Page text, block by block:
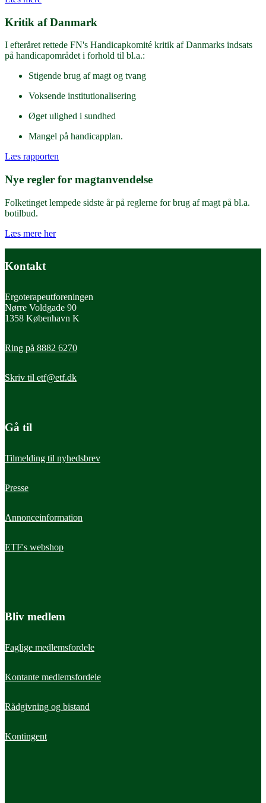
Kritik af Danmark
I efteråret rettede FN's Handicapkomité kritik af Danmarks indsats
på handicapområdet i forhold til bl.a.:
Stigende brug af magt og tvang
Voksende institutionalisering
Øget ulighed i sundhed
Mangel på handicapplan.
Læs rapporten
Nye regler for magtanvendelse
Folketinget lempede sidste år på reglerne for brug af magt på bl.a.
botilbud.
Læs mere her
Kontakt
Ergoterapeutforeningen
Nørre Voldgade 90
1358 København K
Ring på 8882 6270
Skriv til etf@etf.dk
Gå til
Tilmelding til nyhedsbrev
Presse
Annonceinformation
ETF's webshop
Bliv medlem
Faglige medlemsfordele
Kontante medlemsfordele
Rådgivning og bistand
Kontingent